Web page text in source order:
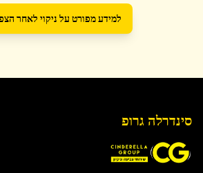
למידע מפורט על ניקוי לאחר
סינדרלה גרופ